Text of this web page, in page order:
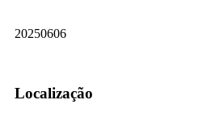
20250606
Localização